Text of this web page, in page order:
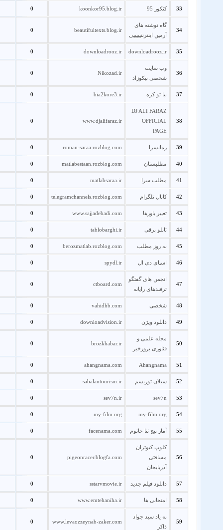
33 کنکور 95 koonkor95.blog.ir
0
34
گاه نوشته های
آرمین اینترنتیییییی
beautifultexts.blog.ir
0
35
downloadrooz.ir
downloadrooz.ir
0
36
وب سایت
شخصی نیکوزاد
Nikozad.ir
0
37 بیا تو کره bia2kore3.ir
0
38
DJ ALI FARAZ
OFFICIAL
PAGE
www.djalifaraz.ir
0
39 رمانسرا roman-saraa.rozblog.com
0
40 مطلبستان matlabestaan.rozblog.com
0
41 مطلب سرا matlabsaraa.ir
0
42 کانال تلگرام telegramchannels.rozblog.com
0
43 تغییر باورها www.sajjadebadi.com
0
44 تابلو برقی tablobarghi.ir
0
45 به روز مطلب berozmatlab.rozblog.com
0
46 اسپای دی ال spydl.ir
0
47
انجمن های گفتگو
ترفندهای رایانه
ctboard.com
0
48 شخصی vahidhb.com
0
49 دانلود ویژن downloadvision.ir
0
50
مجله علمی و
فناوری بروزخبر
brozkhabar.ir
0
51
Ahangnama
ahangnama.com
0
52 سبلان توریسم sabalantourism.ir
0
53
sev7n
sev7n.ir
0
54
my-film.org
my-film.org
0
55 آمار پیج ثنا خاتوم facenama.com
0
56
کلوپ کبوتران
مسافتی
آذربایجان
pigeonracer.blogfa.com
0
57 دانلود فیلم جدید sstarvmovie.ir
0
58 امتحانی ها www.emtehaniha.ir
0
59
به یاد سید جواد
ذاکر
www.levaozzeynab-zaker.com
0